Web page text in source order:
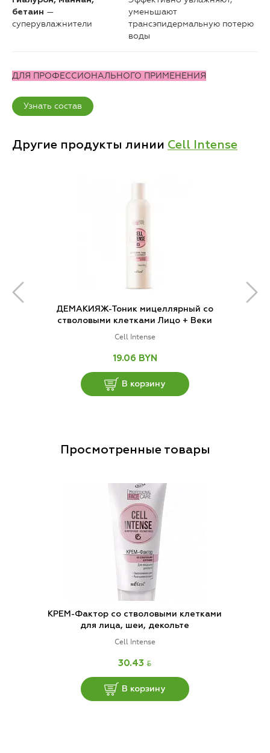
бетаин —
суперувлажнители
уменьшают
трансэпидермальную потерю
воды
ДЛЯ ПРОФЕССИОНАЛЬНОГО ПРИМЕНЕНИЯ
Узнать состав
Другие продукты линии Cell Intense
ДЕМАКИЯЖ-Тоник мицеллярный со
стволовыми клетками Лицо + Веки
Cell Intense
19.06 BYN
В корзину
Просмотренные товары
КРЕМ-Фактор со стволовыми клетками
для лица, шеи, декольте
Cell Intense
30.43 BYN
В корзину